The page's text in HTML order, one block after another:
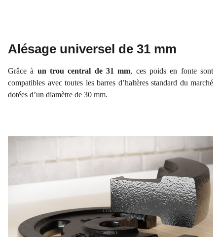
Alésage universel de 31 mm
Grâce à un trou central de 31 mm, ces poids en fonte sont
compatibles avec toutes les barres d’haltères standard du marché
dotées d’un diamètre de 30 mm.